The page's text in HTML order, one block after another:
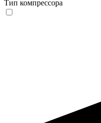
Тип компрессора